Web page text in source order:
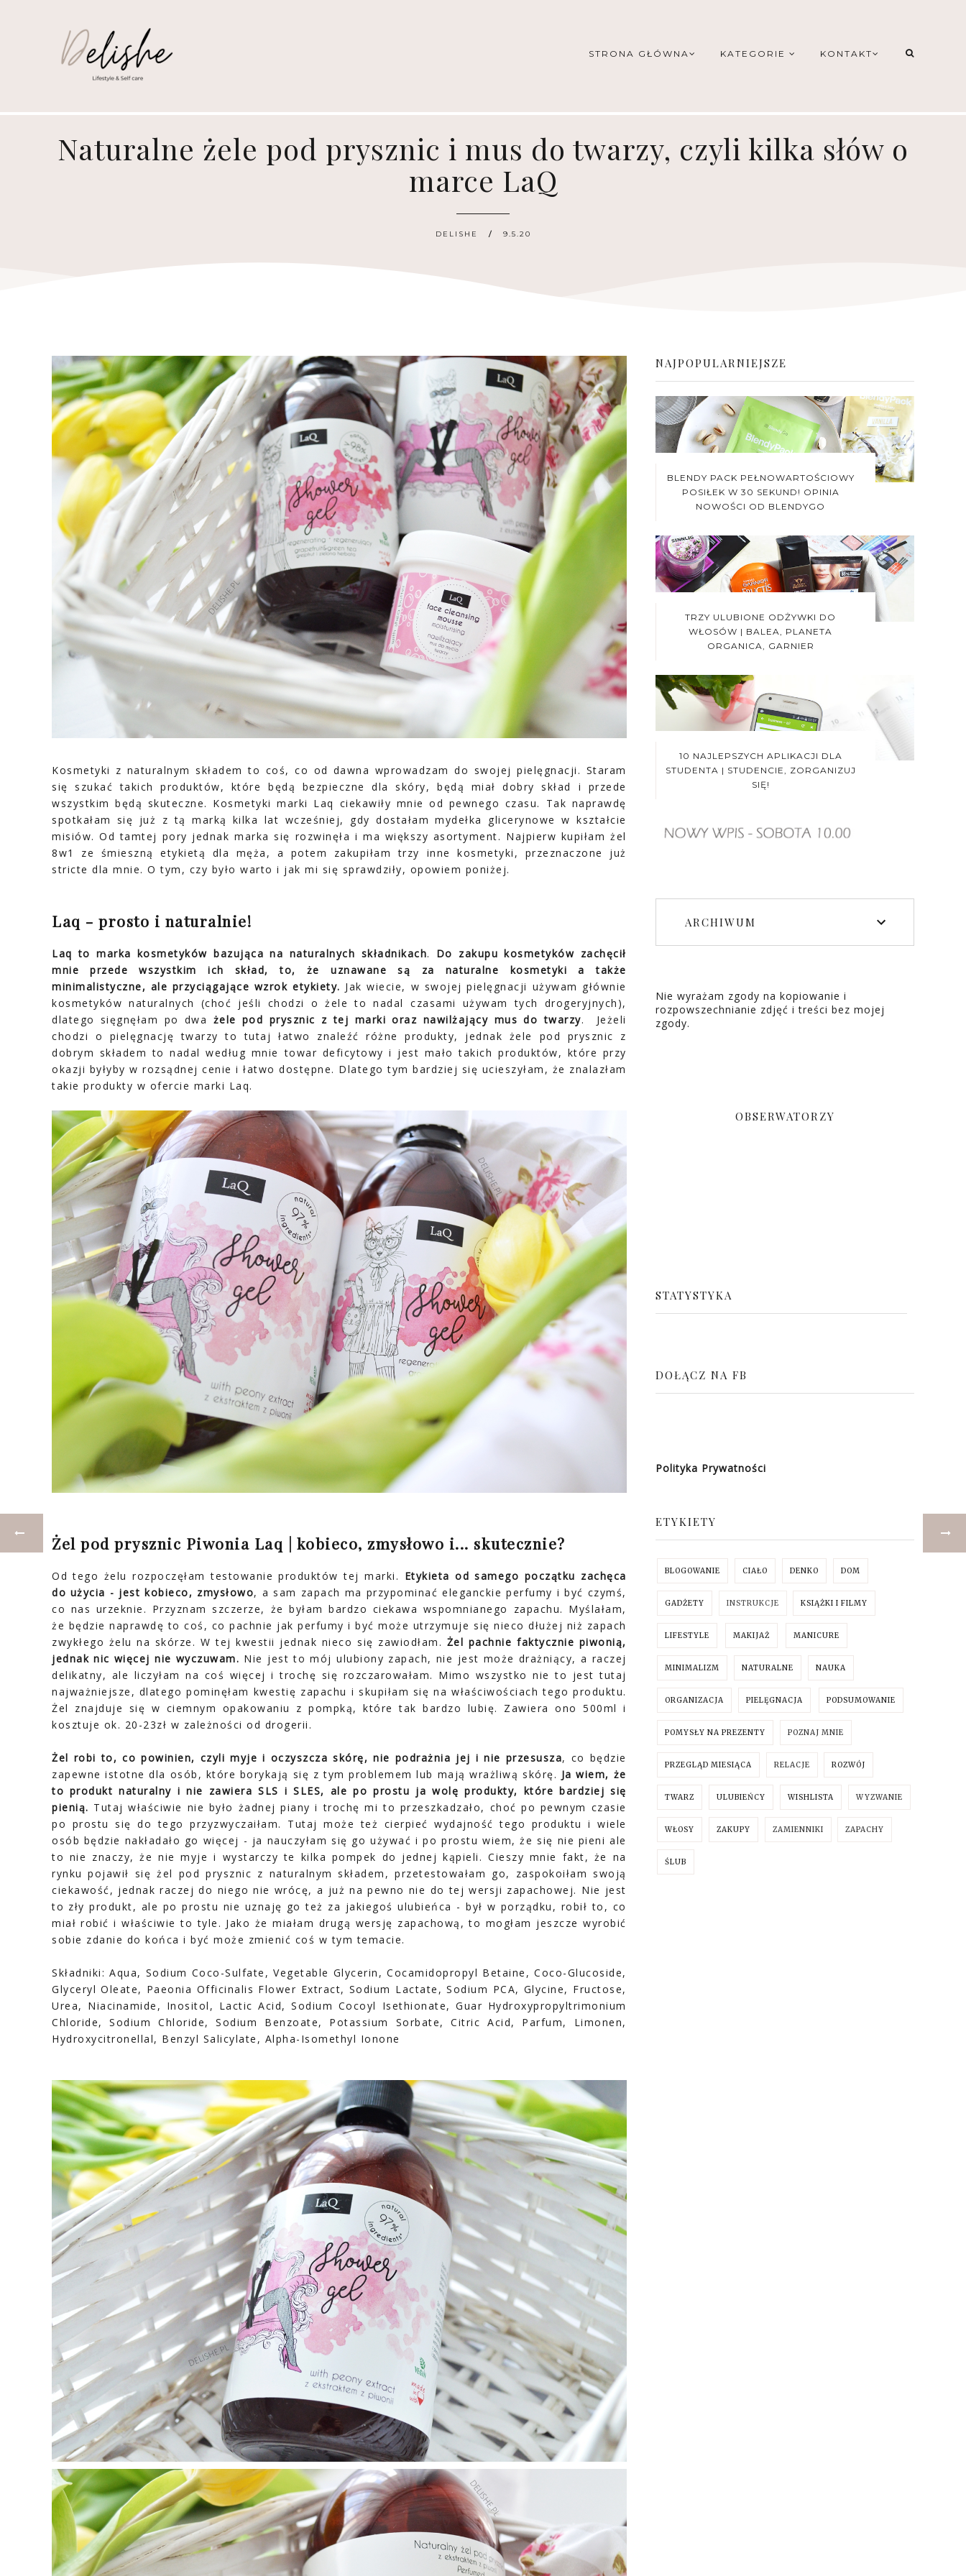
STRONA GŁÓWNA KATEGORIE KONTAKT
Naturalne żele pod prysznic i mus do twarzy, czyli kilka słów o
marce LaQ
DELISHE 9.5.20
Kosmetyki z naturalnym składem to coś, co od dawna wprowadzam do swojej pielęgnacji. Staram
się szukać takich produktów, które będą bezpieczne dla skóry, będą miał dobry skład i przede
wszystkim będą skuteczne. Kosmetyki marki Laq ciekawiły mnie od pewnego czasu. Tak naprawdę
spotkałam się już z tą marką kilka lat wcześniej, gdy dostałam mydełka glicerynowe w kształcie
misiów. Od tamtej pory jednak marka się rozwinęła i ma większy asortyment. Najpierw kupiłam żel
8w1 ze śmieszną etykietą dla męża, a potem zakupiłam trzy inne kosmetyki, przeznaczone już
stricte dla mnie. O tym, czy było warto i jak mi się sprawdziły, opowiem poniżej.
Laq - prosto i naturalnie!
Laq to marka kosmetyków bazująca na naturalnych składnikach.
Do zakupu kosmetyków zachęcił
mnie przede wszystkim ich skład, to, że uznawane są za naturalne kosmetyki a także
minimalistyczne, ale przyciągające wzrok etykiety. Jak wiecie, w swojej pielęgnacji używam głównie
kosmetyków naturalnych (choć jeśli chodzi o żele to nadal czasami używam tych drogeryjnych),
dlatego sięgnęłam po dwa żele pod prysznic z tej marki oraz nawilżający mus do twarzy. Jeżeli
chodzi o pielęgnację twarzy to tutaj łatwo znaleźć różne produkty, jednak żele pod prysznic z
dobrym składem to nadal według mnie towar deficytowy i jest mało takich produktów, które przy
okazji byłyby w rozsądnej cenie i łatwo dostępne. Dlatego tym bardziej się ucieszyłam, że znalazłam
takie produkty w ofercie marki Laq.
Żel pod prysznic Piwonia Laq | kobieco, zmysłowo i... skutecznie?
Od tego żelu rozpoczęłam testowanie produktów tej marki. Etykieta od samego początku zachęca
do użycia - jest kobieco, zmysłowo, a sam zapach ma przypominać eleganckie perfumy i być czymś,
co nas urzeknie. Przyznam szczerze, że byłam bardzo ciekawa wspomnianego zapachu. Myślałam,
że będzie naprawdę to coś, co pachnie jak perfumy i być może utrzymuje się nieco dłużej niż zapach
zwykłego żelu na skórze. W tej kwestii jednak nieco się zawiodłam. Żel pachnie faktycznie piwonią,
jednak nic więcej nie wyczuwam. Nie jest to mój ulubiony zapach, nie jest może drażniący, a raczej
delikatny, ale liczyłam na coś więcej i trochę się rozczarowałam. Mimo wszystko nie to jest tutaj
najważniejsze, dlatego pominęłam kwestię zapachu i skupiłam się na właściwościach tego produktu.
Żel znajduje się w ciemnym opakowaniu z pompką, które tak bardzo lubię. Zawiera ono 500ml i
kosztuje ok. 20-23zł w zależności od drogerii.
Żel robi to, co powinien, czyli myje i oczyszcza skórę, nie podrażnia jej i nie przesusza, co będzie
zapewne istotne dla osób, które borykają się z tym problemem lub mają wrażliwą skórę. Ja wiem, że
to produkt naturalny i nie zawiera SLS i SLES, ale po prostu ja wolę produkty, które bardziej się
pienią. Tutaj właściwie nie było żadnej piany i trochę mi to przeszkadzało, choć po pewnym czasie
po prostu się do tego przyzwyczaiłam. Tutaj może też cierpieć wydajność tego produktu i wiele
osób będzie nakładało go więcej - ja nauczyłam się go używać i po prostu wiem, że się nie pieni ale
to nie znaczy, że nie myje i wystarczy te kilka pompek do jednej kąpieli. Cieszy mnie fakt, że na
rynku pojawił się żel pod prysznic z naturalnym składem, przetestowałam go, zaspokoiłam swoją
ciekawość, jednak raczej do niego nie wrócę, a już na pewno nie do tej wersji zapachowej. Nie jest
to zły produkt, ale po prostu nie uznaję go też za jakiegoś ulubieńca - był w porządku, robił to, co
miał robić i właściwie to tyle. Jako że miałam drugą wersję zapachową, to mogłam jeszcze wyrobić
sobie zdanie do końca i być może zmienić coś w tym temacie.
Składniki: Aqua, Sodium Coco-Sulfate, Vegetable Glycerin, Cocamidopropyl Betaine, Coco-Glucoside,
Glyceryl Oleate, Paeonia Officinalis Flower Extract, Sodium Lactate, Sodium PCA, Glycine, Fructose,
Urea, Niacinamide, Inositol, Lactic Acid, Sodium Cocoyl Isethionate, Guar Hydroxypropyltrimonium
Chloride, Sodium Chloride, Sodium Benzoate, Potassium Sorbate, Citric Acid, Parfum, Limonen,
Hydroxycitronellal, Benzyl Salicylate, Alpha-Isomethyl Ionone
NAJPOPULARNIEJSZE
BLENDY PACK PEŁNOWARTOŚCIOWY
POSIŁEK W 30 SEKUND! OPINIA
NOWOŚCI OD BLENDYGO
TRZY ULUBIONE ODŻYWKI DO
WŁOSÓW | BALEA, PLANETA
ORGANICA, GARNIER
10 NAJLEPSZYCH APLIKACJI DLA
STUDENTA | STUDENCIE, ZORGANIZUJ
SIĘ!
ARCHIWUM
Nie wyrażam zgody na kopiowanie i
rozpowszechnianie zdjęć i treści bez mojej
zgody.
OBSERWATORZY
STATYSTYKA
DOŁĄCZ NA FB
Polityka Prywatności
ETYKIETY
BLOGOWANIE CIAŁO DENKO DOM
GADŻETY INSTRUKCJE KSIĄŻKI I FILMY
LIFESTYLE MAKIJAŻ MANICURE
MINIMALIZM NATURALNE NAUKA
ORGANIZACJA PIELĘGNACJA PODSUMOWANIE
POMYSŁY NA PREZENTY POZNAJ MNIE
PRZEGLĄD MIESIĄCA RELACJE ROZWÓJ
TWARZ ULUBIEŃCY WISHLISTA WYZWANIE
WŁOSY ZAKUPY ZAMIENNIKI ZAPACHY
ŚLUB